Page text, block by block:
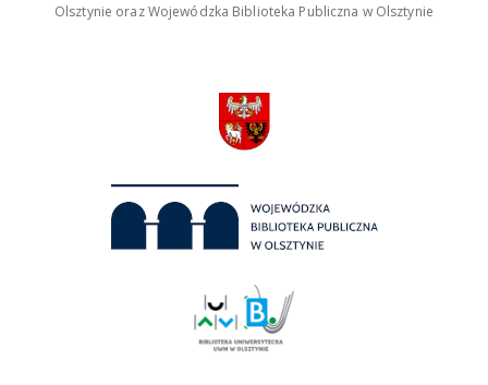
Olsztynie oraz Wojewódzka Biblioteka Publiczna w Olsztynie